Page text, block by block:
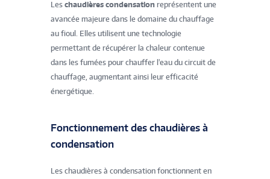
Les chaudières condensation représentent une
avancée majeure dans le domaine du chauffage
au fioul. Elles utilisent une technologie
permettant de récupérer la chaleur contenue
dans les fumées pour chauffer l'eau du circuit de
chauffage, augmentant ainsi leur efficacité
énergétique.
Fonctionnement des chaudières à
condensation
Les chaudières à condensation fonctionnent en